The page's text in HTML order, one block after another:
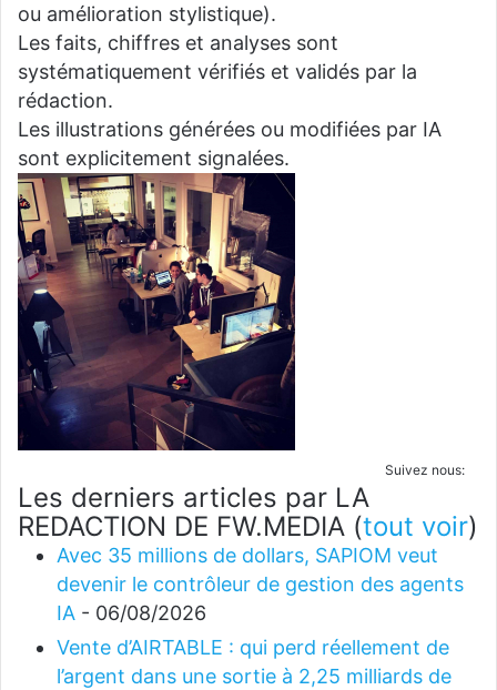
ou amélioration stylistique).
Les faits, chiffres et analyses sont
systématiquement vérifiés et validés par la
rédaction.
Les illustrations générées ou modifiées par IA
sont explicitement signalées.
Suivez nous:
Les derniers articles par LA
REDACTION DE FW.MEDIA (tout voir)
Avec 35 millions de dollars, SAPIOM veut
devenir le contrôleur de gestion des agents
IA - 06/08/2026
Vente d’AIRTABLE : qui perd réellement de
l’argent dans une sortie à 2,25 milliards de